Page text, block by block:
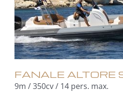
FANALE ALTORE
9m / 350cv / 14 pers. max.